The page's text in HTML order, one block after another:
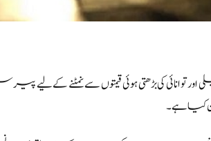
اور توانائی کی بڑھتی ہوئی قیمتوں سے نمٹنے کے لیے
کیا ہے۔